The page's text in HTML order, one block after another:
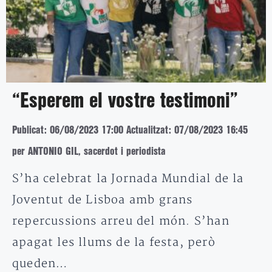
“Esperem el vostre testimoni”
Publicat: 06/08/2023 17:00 Actualitzat: 07/08/2023 16:45
per ANTONIO GIL, sacerdot i periodista
S’ha celebrat la Jornada Mundial de la
Joventut de Lisboa amb grans
repercussions arreu del món. S’han
apagat les llums de la festa, però
queden…